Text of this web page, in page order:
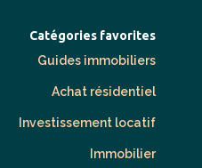
Catégories favorites
Guides immobiliers
Achat résidentiel
Investissement locatif
Immobilier